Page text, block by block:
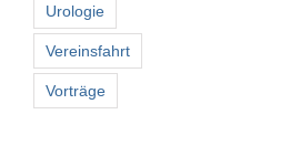
Urologie
Vereinsfahrt
Vorträge